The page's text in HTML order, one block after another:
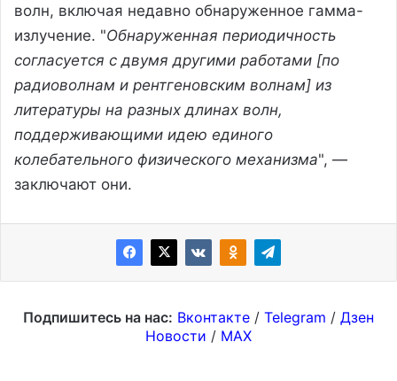
волн, включая недавно обнаруженное гамма-
излучение. "Обнаруженная периодичность
согласуется с двумя другими работами [по
радиоволнам и рентгеновским волнам] из
литературы на разных длинах волн,
поддерживающими идею единого
колебательного физического механизма", —
заключают они.
Подпишитесь на нас: Вконтакте / Telegram / Дзен
Новости / MAX